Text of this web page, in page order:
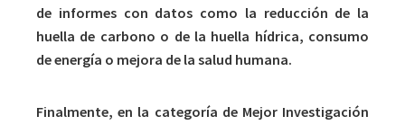
de informes con datos como la reducción de la
huella de carbono o de la huella hídrica, consumo
de energía o mejora de la salud humana.
Finalmente, en la categoría de Mejor Investigación